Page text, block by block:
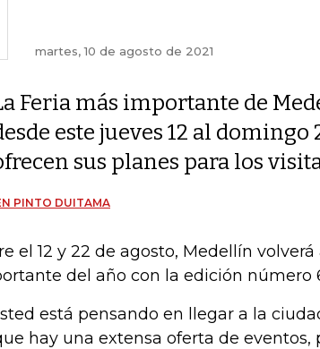
martes, 10 de agosto de 2021
Feria más importante de
este jueves 12 al domingo
sus planes para los
PINTO DUITAMA
el 12 y 22 de agosto, Medellín
del año con la edición número
está pensando en llegar a la
hay una extensa oferta de eventos,